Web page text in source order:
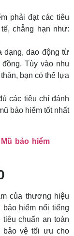
phải đạt các tiêu
chẳng hạn như:
dạng, dao động từ
Tùy vào nhu
bạn có thể lựa
các tiêu chí đánh
bảo hiểm tốt nhất
bảo hiểm
của thương hiệu
hiểm nổi tiếng
chuẩn an toàn
bảo vệ tối ưu cho